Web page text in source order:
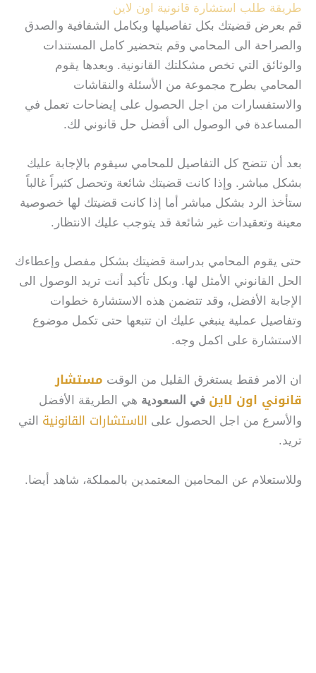
طريقة طلب استشارة قانونية اون لاين
قم بعرض قضيتك بكل تفاصيلها وبكامل الشفافية والصدق
والصراحة الى المحامي وقم بتحضير كامل المستندات
والوثائق التي تخص مشكلتك القانونية. وبعدها يقوم
المحامي بطرح مجموعة من الأسئلة والنقاشات
والاستفسارات من اجل الحصول على إيضاحات تعمل في
المساعدة في الوصول الى أفضل حل قانوني لك.
بعد أن تتضح كل التفاصيل للمحامي سيقوم بالإجابة عليك
بشكل مباشر. وإذا كانت قضيتك شائعة وتحصل كثيراً غالباً
ستأخذ الرد بشكل مباشر أما إذا كانت قضيتك لها خصوصية
معينة وتعقيدات غير شائعة قد يتوجب عليك الانتظار.
حتى يقوم المحامي بدراسة قضيتك بشكل مفصل وإعطاءك
الحل القانوني الأمثل لها. وبكل تأكيد أنت تريد الوصول الى
الإجابة الأفضل، وقد تتضمن هذه الاستشارة خطوات
وتفاصيل عملية ينبغي عليك ان تتبعها حتى تكمل موضوع
الاستشارة على اكمل وجه.
ان الامر فقط يستغرق القليل من الوقت مستشار
قانوني اون لاين في السعودية هي الطريقة الأفضل
والأسرع من اجل الحصول على الاستشارات القانونية التي
تريد.
وللاستعلام عن المحامين المعتمدين بالمملكة، شاهد أيضا.